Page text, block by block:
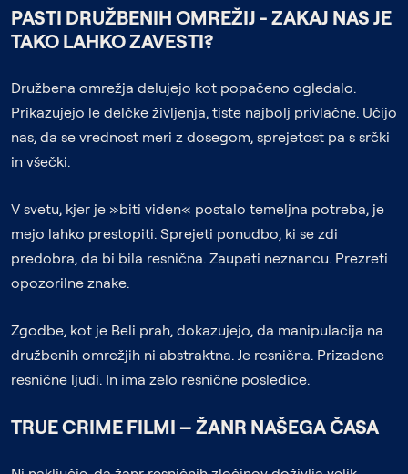
PASTI DRUŽBENIH OMREŽIJ - ZAKAJ NAS JE
TAKO LAHKO ZAVESTI?
Družbena omrežja delujejo kot popačeno ogledalo.
Prikazujejo le delčke življenja, tiste najbolj privlačne. Učijo
nas, da se vrednost meri z dosegom, sprejetost pa s srčki
in všečki.
V svetu, kjer je »biti viden« postalo temeljna potreba, je
mejo lahko prestopiti. Sprejeti ponudbo, ki se zdi
predobra, da bi bila resnična. Zaupati neznancu. Prezreti
opozorilne znake.
Zgodbe, kot je Beli prah, dokazujejo, da manipulacija na
družbenih omrežjih ni abstraktna. Je resnična. Prizadene
resnične ljudi. In ima zelo resnične posledice.
TRUE CRIME FILMI – ŽANR NAŠEGA ČASA